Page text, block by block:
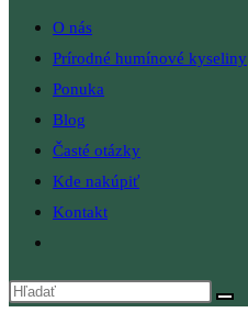
O nás
Prírodné humínové kyseliny
Ponuka
Blog
Časté otázky
Kde nakúpiť
Kontakt
search